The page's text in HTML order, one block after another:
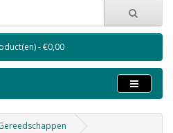
- €0,00